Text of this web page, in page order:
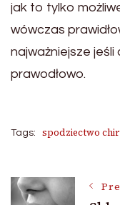
jak to tylko
wówczas
najważniejsze jeśli
prawodłowo.
Tags: spodziectwo
Post